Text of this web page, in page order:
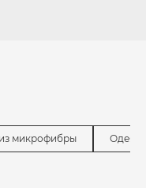
микрофибры